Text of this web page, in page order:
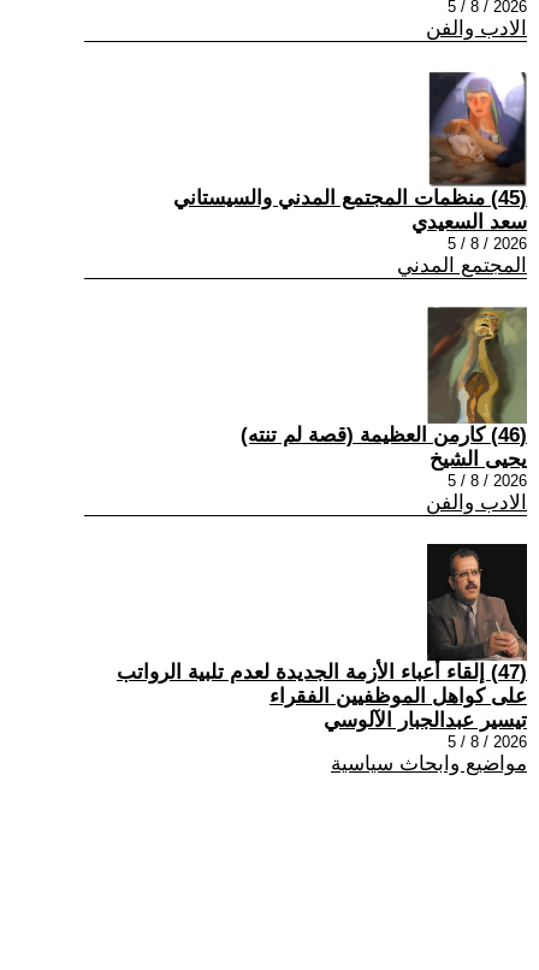
2026 / 8 / 5
الادب والفن
(45) منظمات المجتمع المدني والسيستاني
سعد السعيدي
2026 / 8 / 5
المجتمع المدني
(46) كارمن العظيمة (قصة لم تنته)
يحيى الشيخ
2026 / 8 / 5
الادب والفن
(47) إلقاء أعباء الأزمة الجديدة لعدم تلبية الرواتب
على كواهل الموظفيين الفقراء
تيسير عبدالجبار الآلوسي
2026 / 8 / 5
مواضيع وابحاث سياسية